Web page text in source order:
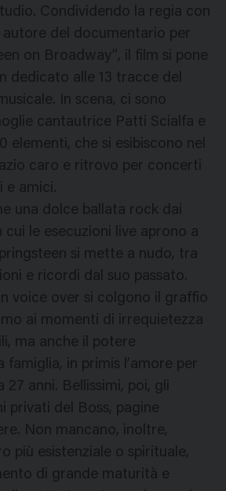
Condividendo la regia con
autore del documentario per
on Broadway”, il film si pone
dedicato alle 13 tracce del
In scena, ci sono
cantautrice Patti Scialfa e
elementi, che si esibiscono nel
caro e ritrovo per concerti
e amici.
una dolce ballata rock dai
cui le esecuzioni live aprono a
si mette a nudo, tra
e ricordi dal suo passato.
voice over si colgono il graffio
ai momenti di irrequietezza
ma anche il potere
famiglia, in primis l’amore per
anni. Bellissimi, poi, gli
privati del Boss, pagine
Non mancano, inoltre,
più esistenziale o spirituale,
di grande maturità e